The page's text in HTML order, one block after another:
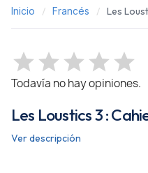
Inicio Francés Les
Todavía no hay opiniones.
Les Loustics 3 :
Ver descripción